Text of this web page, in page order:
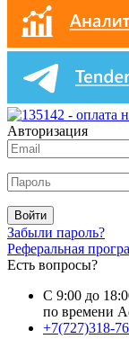
Авторизация
Войти
Забыли пароль?
Реферальная
Есть вопросы?
С 9:00 до
по времени
+7(727)318-